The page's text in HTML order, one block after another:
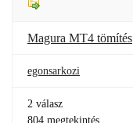
Magura MT4 tömítés
egonsarkozi
2 válasz
804 megtekintés